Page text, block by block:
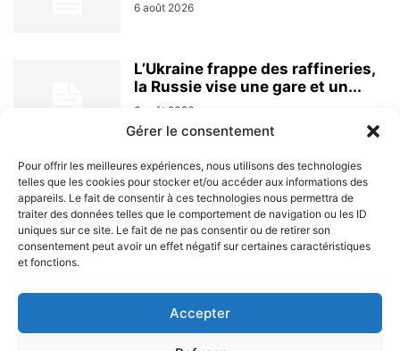
Gérer le consentement
Pour offrir les meilleures expériences, nous utilisons des technologies
telles que les cookies pour stocker et/ou accéder aux informations des
appareils. Le fait de consentir à ces technologies nous permettra de
traiter des données telles que le comportement de navigation ou les ID
uniques sur ce site. Le fait de ne pas consentir ou de retirer son
consentement peut avoir un effet négatif sur certaines caractéristiques
et fonctions.
Accepter
6 août 2026
L’Ukraine frappe des raffineries,
la Russie vise une gare et un...
6 août 2026
À PROPOS